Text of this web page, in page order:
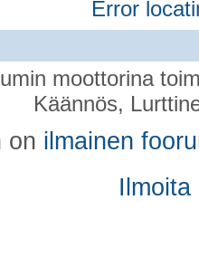
Error
moottorina
Käännös,
on ilmainen